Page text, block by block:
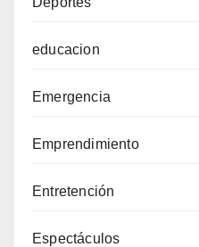
educacion
Emergencia
Emprendimiento
Entretención
Espectáculos